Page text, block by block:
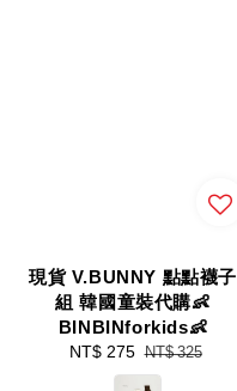
現貨 V.BUNNY 點點襪子
組 韓國童裝代購👶
BINBINforkids👶
Sale
NT$ 275 Regular
price
NT$ 325